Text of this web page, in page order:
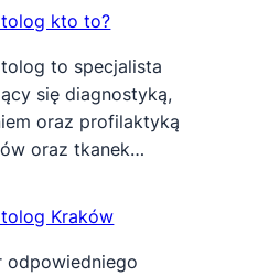
kto to?
to specjalista
się diagnostyką,
oraz profilaktyką
oraz tkanek…
Kraków
odpowiedniego